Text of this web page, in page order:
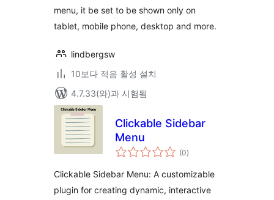
menu, it be set to be shown only on
tablet, mobile phone, desktop and more.
lindbergsw
10보다 적음 활성 설치
4.7.33(와)과 시험됨
Clickable Sidebar
Menu
(0전
체
점
)
Clickable Sidebar Menu: A customizable
plugin for creating dynamic, interactive